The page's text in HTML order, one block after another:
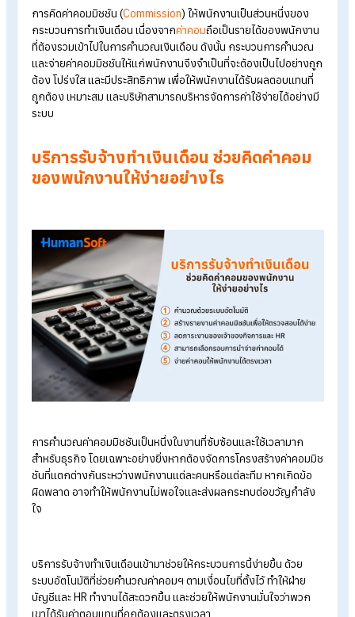
ว่าด้วยเรื่องการคิดค่าคอมให้
พนักงาน
การคิดค่าคอมมิชชัน (
ที่ต้องรวมเข้าไปในการคำนวณเงินเดือน ดังนั้น กระบวนการคำนว
และจ่ายค่าคอมมิชชันให้แก่พนักงานจึงจำเป็นที่จะต้องเป็นไปอย่า
ต้อง โปร่งใส และมีประสิทธิภาพ เพื่อให้พนักงานได้รับผลตอบแทน
ระบบ
บริการรับจ้างทำเงินเดือน ช่วยคิดค่าคอ
ของพนักงานให้ง่ายอย่างไร
การคำนวณค่าคอมมิชชันเป็นหนึ่งในงานที่ซับซ้อนและใช้เวลามาก